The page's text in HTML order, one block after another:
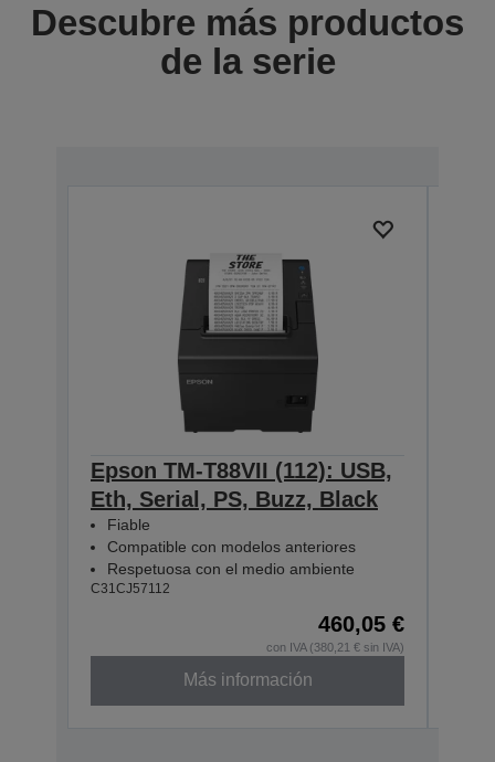
Descubre más productos
de la serie
Epson TM-T88VII (112): USB,
Eth, Serial, PS, Buzz, Black
Fiable
Compatible con modelos anteriores
Respetuosa con el medio ambiente
C31CJ57112
460,05 €
con IVA (380,21 € sin IVA)
Más información